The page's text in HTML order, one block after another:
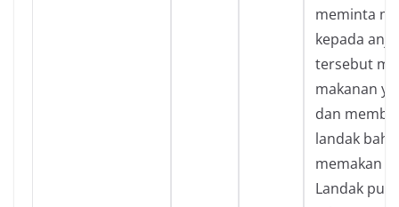
meminta
kepada
tersebut
makanan
dan
landak
memakan
Landak